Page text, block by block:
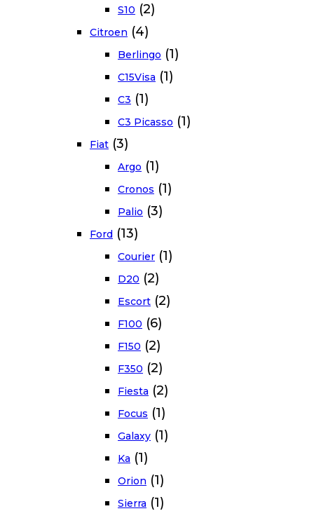
S10 (2)
Citroen (4)
Berlingo (1)
C15Visa (1)
C3 (1)
C3 Picasso (1)
Fiat (3)
Argo (1)
Cronos (1)
Palio (3)
Ford (13)
Courier (1)
D20 (2)
Escort (2)
F100 (6)
F150 (2)
F350 (2)
Fiesta (2)
Focus (1)
Galaxy (1)
Ka (1)
Orion (1)
Sierra (1)